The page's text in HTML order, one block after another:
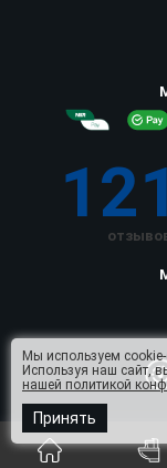
Мы используем
Используя наш сайт,
нашей политикой
Принять